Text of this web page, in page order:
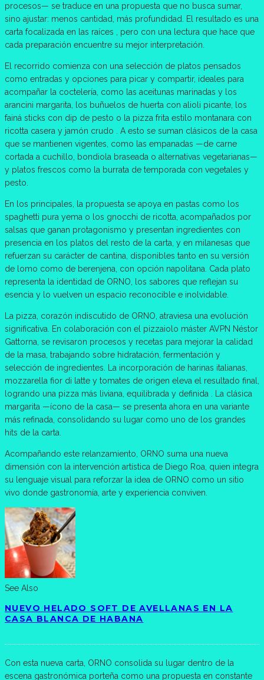
procesos— se traduce en una propuesta que no busca sumar,
sino ajustar: menos cantidad, más profundidad. El resultado es una
carta focalizada en las raíces , pero con una lectura que hace que
cada preparación encuentre su mejor interpretación.
El recorrido comienza con una selección de platos pensados
como entradas y opciones para picar y compartir, ideales para
acompañar la coctelería, como las aceitunas marinadas y los
arancini margarita, los buñuelos de huerta con alioli picante, los
fainá sticks con dip de pesto o la pizza frita estilo montanara con
ricotta casera y jamón crudo . A esto se suman clásicos de la casa
que se mantienen vigentes, como las empanadas —de carne
cortada a cuchillo, bondiola braseada o alternativas vegetarianas—
y platos frescos como la burrata de temporada con vegetales y
pesto.
En los principales, la propuesta se apoya en pastas como los
spaghetti pura yema o los gnocchi de ricotta, acompañados por
salsas que ganan protagonismo y presentan ingredientes con
presencia en los platos del resto de la carta, y en milanesas que
refuerzan su carácter de cantina, disponibles tanto en su versión
de lomo como de berenjena, con opción napolitana. Cada plato
representa la identidad de ORNO, los sabores que reflejan su
esencia y lo vuelven un espacio reconocible e inolvidable.
La pizza, corazón indiscutido de ORNO, atraviesa una evolución
significativa. En colaboración con el pizzaiolo máster AVPN Néstor
Gattorna, se revisaron procesos y recetas para mejorar la calidad
de la masa, trabajando sobre hidratación, fermentación y
selección de ingredientes. La incorporación de harinas italianas,
mozzarella fior di latte y tomates de origen eleva el resultado final,
logrando una pizza más liviana, equilibrada y definida . La clásica
margarita —ícono de la casa— se presenta ahora en una variante
más refinada, consolidando su lugar como uno de los grandes
hits de la carta.
Acompañando este relanzamiento, ORNO suma una nueva
dimensión con la intervención artística de Diego Roa, quien integra
su lenguaje visual para reforzar la idea de ORNO como un sitio
vivo donde gastronomía, arte y experiencia conviven.
See Also
NUEVO HELADO SOFT DE AVELLANAS EN LA
CASA BLANCA DE HABANA
Con esta nueva carta, ORNO consolida su lugar dentro de la
escena gastronómica porteña como una propuesta en constante